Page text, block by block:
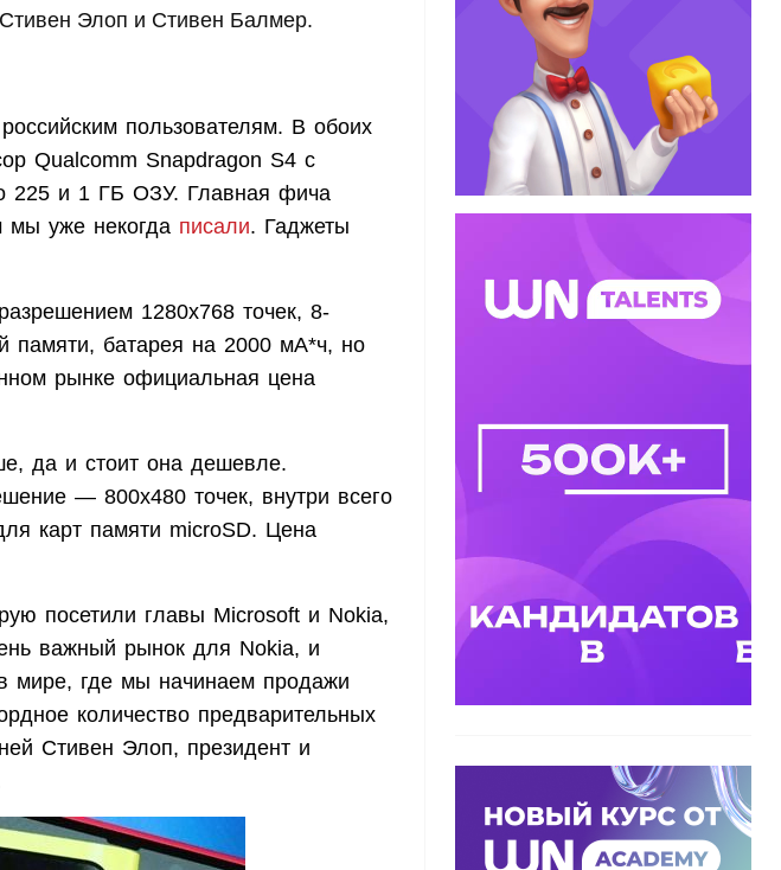
Элоп и Стивен Балмер.
пользователям. В обоих
Qualcomm Snapdragon S4 с
225 и 1 ГБ ОЗУ. Главная фича
мы уже некогда писали. Гаджеты
1280х768 точек, 8-
памяти, батарея на 2000 мА*ч, но
рынке официальная цена
да и стоит она дешевле.
— 800х480 точек, внутри всего
карт памяти microSD. Цена
посетили главы Microsoft и Nokia,
важный рынок для Nokia, и
мире, где мы начинаем продажи
количество предварительных
Стивен Элоп, президент и